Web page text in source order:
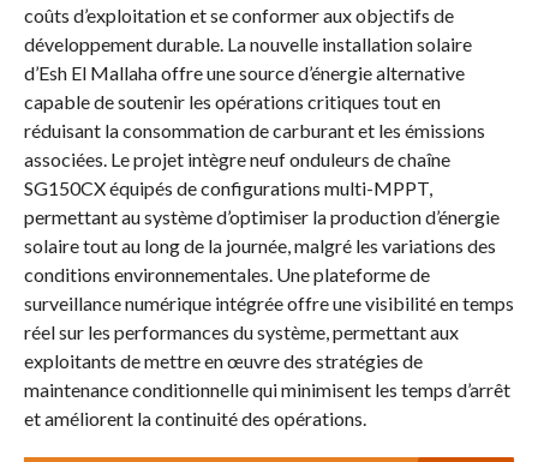
coûts d’exploitation et se conformer aux objectifs de
développement durable. La nouvelle installation solaire
d’Esh El Mallaha offre une source d’énergie alternative
capable de soutenir les opérations critiques tout en
réduisant la consommation de carburant et les émissions
associées. Le projet intègre neuf onduleurs de chaîne
SG150CX équipés de configurations multi-MPPT,
permettant au système d’optimiser la production d’énergie
solaire tout au long de la journée, malgré les variations des
conditions environnementales. Une plateforme de
surveillance numérique intégrée offre une visibilité en temps
réel sur les performances du système, permettant aux
exploitants de mettre en œuvre des stratégies de
maintenance conditionnelle qui minimisent les temps d’arrêt
et améliorent la continuité des opérations.